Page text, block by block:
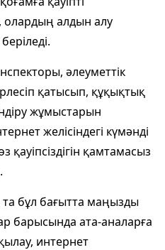
алдын алу
әлеуметтік
қатысып, құқықтық
жұмыстарын
желісіндегі күмәнді
қауіпсіздігін қамтамасыз
бұл бағытта маңызды
барысында ата-аналарға
интернет